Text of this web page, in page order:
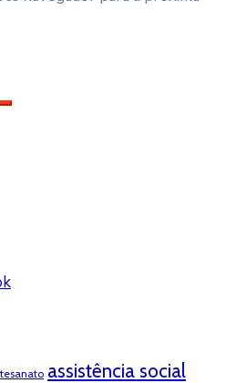
assistência social